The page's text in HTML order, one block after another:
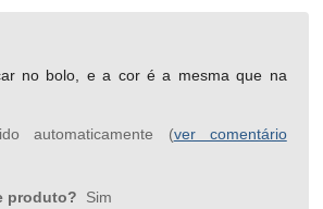
no bolo, e a cor é a mesma que na
automaticamente (ver comentário
produto? Sim